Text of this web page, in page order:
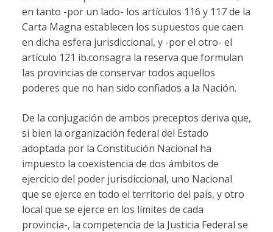
en tanto -por un lado- los artículos 116 y 117 de la
Carta Magna establecen los supuestos que caen
en dicha esfera jurisdiccional, y -por el otro- el
artículo 121 ib.consagra la reserva que formulan
las provincias de conservar todos aquellos
poderes que no han sido confiados a la Nación.
De la conjugación de ambos preceptos deriva que,
si bien la organización federal del Estado
adoptada por la Constitución Nacional ha
impuesto la coexistencia de dos ámbitos de
ejercicio del poder jurisdiccional, uno Nacional
que se ejerce en todo el territorio del país, y otro
local que se ejerce en los límites de cada
provincia-, la competencia de la Justicia Federal se